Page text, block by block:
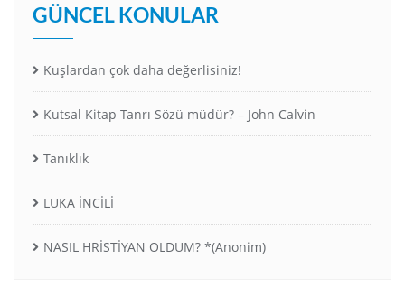
GÜNCEL KONULAR
Kuşlardan çok daha değerlisiniz!
Kutsal Kitap Tanrı Sözü müdür? – John Calvin
Tanıklık
LUKA İNCİLİ
NASIL HRİSTİYAN OLDUM? *(Anonim)